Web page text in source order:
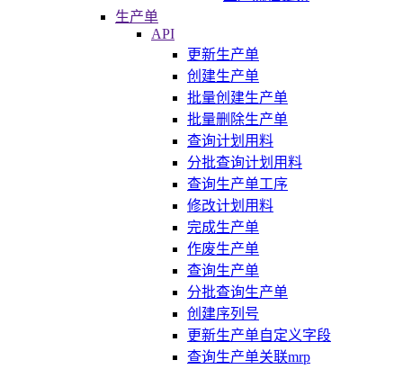
生产单
API
更新生产单
创建生产单
批量创建生产单
批量删除生产单
查询计划用料
分批查询计划用料
查询生产单工序
修改计划用料
完成生产单
作废生产单
查询生产单
分批查询生产单
创建序列号
更新生产单自定义字段
查询生产单关联mrp